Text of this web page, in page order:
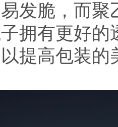
发脆，而
拥有更好
提高包装的